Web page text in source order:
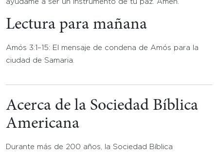
ayúdame a ser un instrumento de tu paz. Amén.
Lectura para mañana
Amós 3:1–15: El mensaje de condena de Amós para la
ciudad de Samaria.
Acerca de la Sociedad Bíblica
Americana
Durante más de 200 años, la Sociedad Bíblica